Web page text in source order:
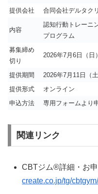
提供会社 合同会社デルタク
内容
認知行動トレーニ
プログラム
募集締め
切り
2026年7月6日（日）
提供期間
2026年7月11日（
提供形式
オンライン
申込方法
専用フォームより
関連リンク
CBTジム®詳細・お
create.co.jp/tg/